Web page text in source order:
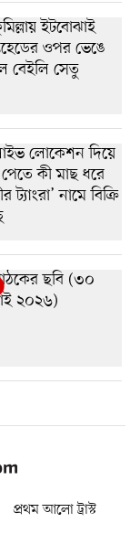
প্রথম আলো ট্রাস্ট